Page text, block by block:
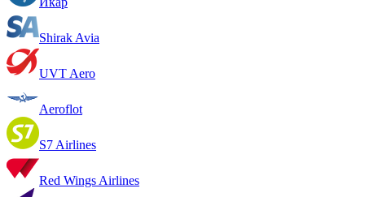
Shirak Avia
UVT Aero
Aeroflot
S7 Airlines
Red Wings Airlines